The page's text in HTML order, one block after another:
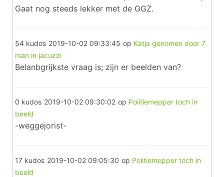
Gaat nog steeds lekker met de GGZ.
54 kudos 2019-10-02 09:33:45 op Katja genomen door 7
man in jacuzzi
Belanbgrijkste vraag is; zijn er beelden van?
0 kudos 2019-10-02 09:30:02 op Politiemepper toch in
beeld
-weggejorist-
17 kudos 2019-10-02 09:05:30 op Politiemepper toch in
beeld